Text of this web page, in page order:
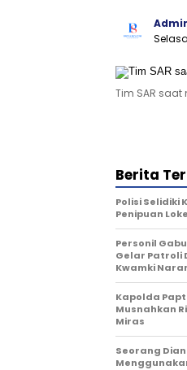
Tim SAR
Berita
Polisi Selidiki
Penipuan
Personil
Gelar Patroli
Kwamki
Kapolda
Musnahkan
Miras
Seorang